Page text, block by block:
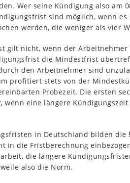
Wer seine Kündigung also am
sind möglich, wenn
werden, die weniger als vier
gilt nicht, wenn der
die Mindestfrist
den Arbeitnehmer sind
profitiert stets von der
Probezeit. Die ersten
wenn eine längere
in Deutschland bilden die
in die Fristberechnung
die längere
also die Norm.